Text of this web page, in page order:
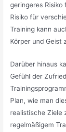
geringeres Risiko
Risiko für
Training kann
Körper und Geist
Darüber hinaus
Gefühl der
Plan, wie man
realistische Ziele
regelmäßigem